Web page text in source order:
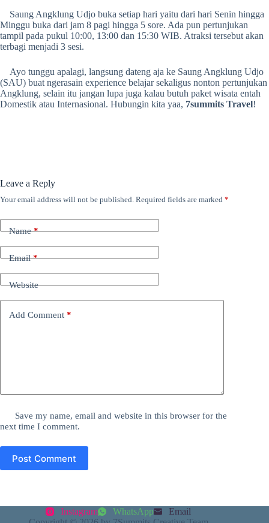
Saung Angklung Udjo buka setiap hari yaitu dari hari Senin hingga
Minggu buka dari jam 8 pagi hingga 5 sore. Ada pun pertunjukan
tampil pada pukul 10:00, 13:00 dan 15:30 WIB. Atraksi tersebut akan
terbagi menjadi 3 sesi.
Ayo tunggu apalagi, langsung dateng aja ke Saung Angklung Udjo
(SAU) buat ngerasain experience belajar sekaligus nonton pertunjukan
Angklung, selain itu jangan lupa juga kalau butuh paket wisata entah
Domestik atau Internasional. Hubungin kita yaa, 7summits Travel!
Leave a Reply
Your email address will not be published. Required fields are marked *
Name*
Email*
Website
Add Comment *
Save my name, email and website in this browser for the
next time I comment.
Post Comment
Instagram WhatsApp
Email